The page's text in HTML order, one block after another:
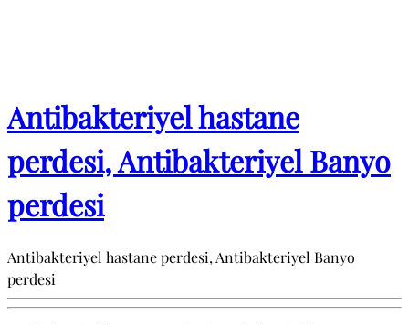
Antibakteriyel hastane
perdesi, Antibakteriyel Banyo
perdesi
Antibakteriyel hastane perdesi, Antibakteriyel Banyo
perdesi